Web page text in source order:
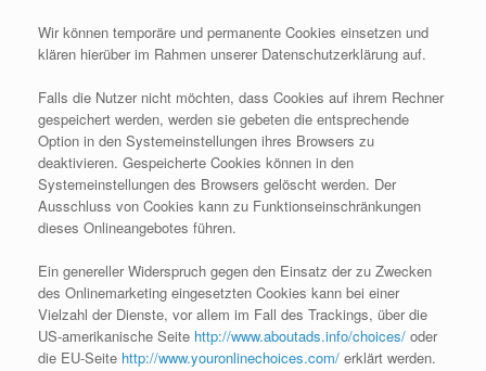
Wir können temporäre und permanente Cookies einsetzen und
klären hierüber im Rahmen unserer Datenschutzerklärung auf.
Falls die Nutzer nicht möchten, dass Cookies auf ihrem Rechner
gespeichert werden, werden sie gebeten die entsprechende
Option in den Systemeinstellungen ihres Browsers zu
deaktivieren. Gespeicherte Cookies können in den
Systemeinstellungen des Browsers gelöscht werden. Der
Ausschluss von Cookies kann zu Funktionseinschränkungen
dieses Onlineangebotes führen.
Ein genereller Widerspruch gegen den Einsatz der zu Zwecken
des Onlinemarketing eingesetzten Cookies kann bei einer
Vielzahl der Dienste, vor allem im Fall des Trackings, über die
US-amerikanische Seite http://www.aboutads.info/choices/ oder
die EU-Seite http://www.youronlinechoices.com/ erklärt werden.